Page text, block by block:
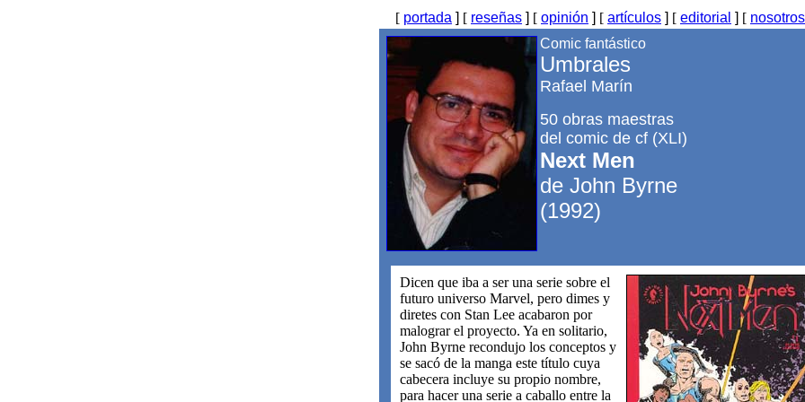
[ portada ] [ reseñas ] [ opinión ] [ artículos ] [ editorial ] [ nosotros
Comic fantástico
Umbrales
Rafael Marín
50 obras maestras
del comic de cf (XLI)
Next Men
de John Byrne
(1992)
Dicen que iba a ser una serie sobre el
futuro universo Marvel, pero dimes y
diretes con Stan Lee acabaron por
malograr el proyecto. Ya en solitario,
John Byrne recondujo los conceptos y
se sacó de la manga este título cuya
cabecera incluye su propio nombre,
para hacer una serie a caballo entre la